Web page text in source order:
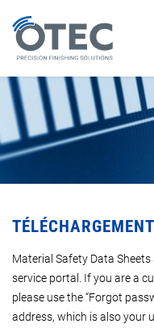
Material Safety Data
service portal. If you are a
please use the “Forgot
address, which is also your